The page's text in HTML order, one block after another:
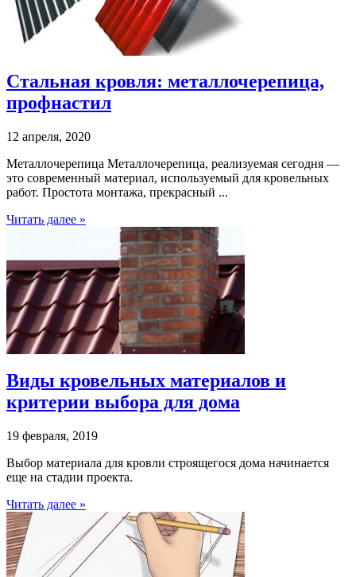
Стальная кровля: металлочерепица,
профнастил
12 апреля, 2020
Металлочерепица Металлочерепица, реализуемая сегодня —
это современный материал, используемый для кровельных
работ. Простота монтажа, прекрасный ...
Читать далее »
Виды кровельных материалов и
критерии выбора для дома
19 февраля, 2019
Выбор материала для кровли строящегося дома начинается
еще на стадии проекта.
Читать далее »